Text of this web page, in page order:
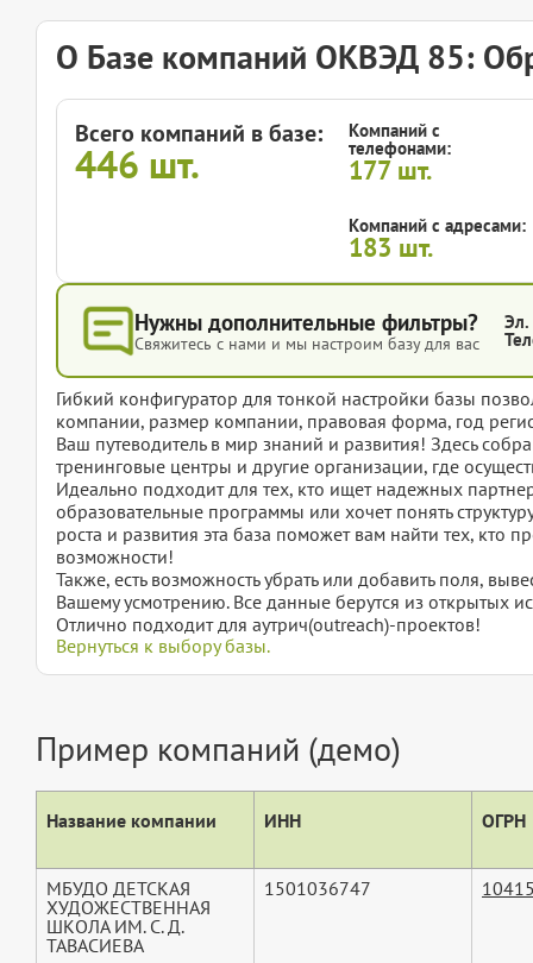
О Базе компаний ОКВЭД 85:
Всего компаний в базе:
446 шт.
Компаний с
телефонами:
177 шт.
Компаний с адресами:
183 шт.
Нужны дополнительные фильтры?
Свяжитесь с нами и мы настроим базу для вас
Эл.
Гибкий конфигуратор для тонкой настройки базы
компании, размер компании, правовая форма, год
Ваш путеводитель в мир знаний и развития! Здесь
тренинговые центры и другие организации, где
Идеально подходит для тех, кто ищет надежных
образовательные программы или хочет понять
роста и развития эта база поможет вам найти тех, кто
возможности!
Также, есть возможность убрать или добавить поля,
Вашему усмотрению. Все данные берутся из открытых
Отлично подходит для аутрич(outreach)-проектов!
Вернуться к выбору базы.
Пример компаний (демо)
Название компании ИНН ОГРН
МБУДО ДЕТСКАЯ
ХУДОЖЕСТВЕННАЯ
ШКОЛА ИМ. С. Д.
ТАВАСИЕВА
1501036747